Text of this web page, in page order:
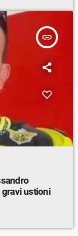
insert_link
gravi ustioni